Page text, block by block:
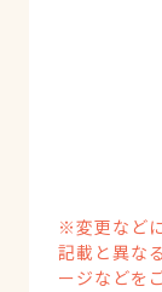
※変更など
記載と異な
ージなどを